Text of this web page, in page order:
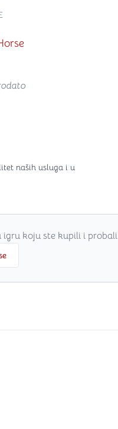
naših usluga i u
igru koju ste kupili i